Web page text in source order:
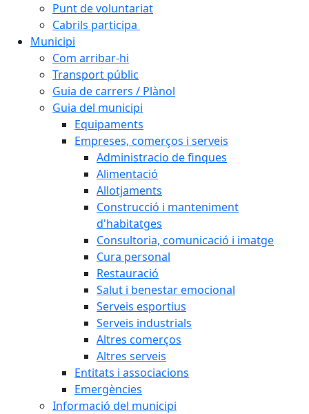
Punt de voluntariat
Cabrils participa
Municipi
Com arribar-hi
Transport públic
Guia de carrers / Plànol
Guia del municipi
Equipaments
Empreses, comerços i serveis
Administracio de finques
Alimentació
Allotjaments
Construcció i manteniment
d'habitatges
Consultoria, comunicació i imatge
Cura personal
Restauració
Salut i benestar emocional
Serveis esportius
Serveis industrials
Altres comerços
Altres serveis
Entitats i associacions
Emergències
Informació del municipi